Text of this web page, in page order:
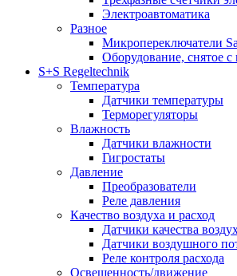
Электроавтоматика
Разное
Микропереключатели
Оборудование, снятое с
S+S Regeltechnik
Температура
Датчики температуры
Терморегуляторы
Влажность
Датчики влажности
Гигростаты
Давление
Преобразователи
Реле давления
Качество воздуха и расход
Датчики качества
Датчики воздушного
Реле контроля расхода
Освещенность/движение